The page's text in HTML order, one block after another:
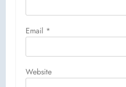
Email *
Website